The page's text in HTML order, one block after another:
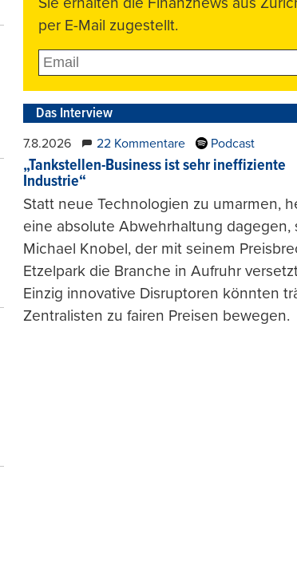
per E-Mail zugestellt.
Das Interview
7.8.2026 22 Kommentare Podcast
„Tankstellen-Business ist sehr ineffiziente
Industrie“
Statt neue Technologien zu umarmen,
eine absolute Abwehrhaltung dagegen,
Michael Knobel, der mit seinem
Etzelpark die Branche in Aufruhr
Einzig innovative Disruptoren könnten
Zentralisten zu fairen Preisen bewegen.